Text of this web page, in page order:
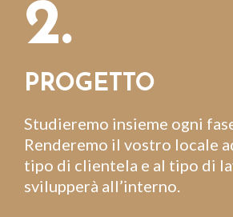
2.
PROGETTO
Studieremo insieme ogni
Renderemo il vostro locale
tipo di clientela e al tipo di
svilupperà all’interno.